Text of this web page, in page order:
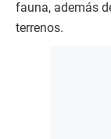
fauna, además
terrenos.